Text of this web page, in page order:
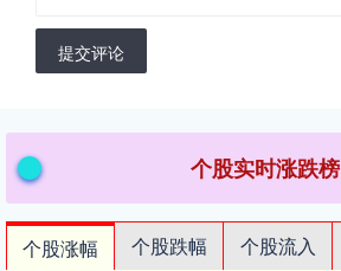
提交评论
个股实时涨跌榜
个股涨幅 个股跌幅 个股流入